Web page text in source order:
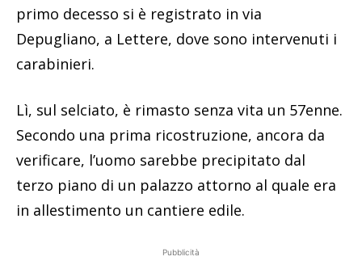
primo decesso si è registrato in via
Depugliano, a Lettere, dove sono intervenuti i
carabinieri.
Lì, sul selciato, è rimasto senza vita un 57enne.
Secondo una prima ricostruzione, ancora da
verificare, l’uomo sarebbe precipitato dal
terzo piano di un palazzo attorno al quale era
in allestimento un cantiere edile.
Pubblicità